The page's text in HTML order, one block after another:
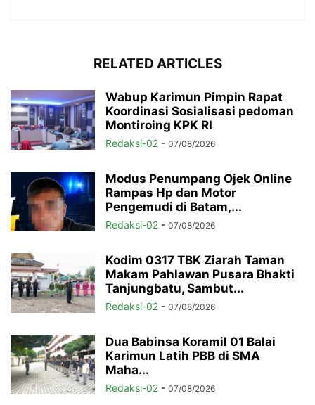
RELATED ARTICLES
Wabup Karimun Pimpin Rapat
Koordinasi Sosialisasi pedoman
Montiroing KPK RI
Redaksi-02 - 07/08/2026
Modus Penumpang Ojek Online
Rampas Hp dan Motor
Pengemudi di Batam,...
Redaksi-02 - 07/08/2026
Kodim 0317 TBK Ziarah Taman
Makam Pahlawan Pusara Bhakti
Tanjungbatu, Sambut...
Redaksi-02 - 07/08/2026
Dua Babinsa Koramil 01 Balai
Karimun Latih PBB di SMA
Maha...
Redaksi-02 - 07/08/2026